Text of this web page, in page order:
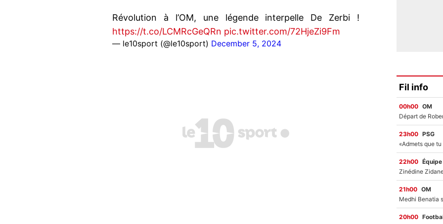
Révolution à l’OM, une légende interpelle De Zerbi !
https://t.co/LCMRcGeQRn pic.twitter.com/72HjeZi9Fm
— le10sport (@le10sport) December 5, 2024
Fil info
00h00 OM
23h00 PSG
22h00
21h00 OM
20h00